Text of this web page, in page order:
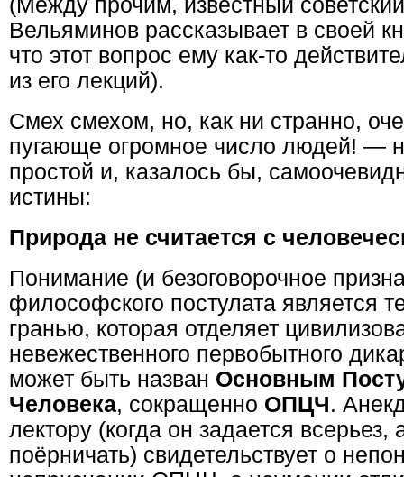
(Между прочим, известный
Вельяминов рассказывает в своей
что этот вопрос ему как-то
из его лекций).
Смех смехом, но, как ни странно,
пугающе огромное число людей! —
простой и, казалось бы,
истины:
Природа не считается с
Понимание (и безоговорочное
философского постулата является
гранью, которая отделяет
невежественного первобытного
может быть назван Основным
Человека, сокращенно ОПЦЧ.
лектору (когда он задается
поёрничать) свидетельствует о